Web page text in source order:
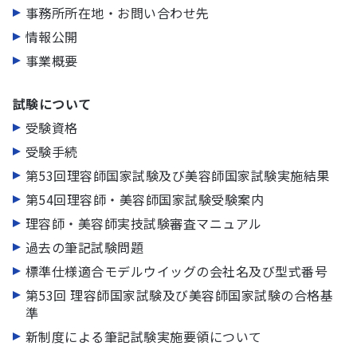
事務所所在地・お問い合わせ先
情報公開
事業概要
試験について
受験資格
受験手続
第53回理容師国家試験及び美容師国家試験実施結果
第54回理容師・美容師国家試験受験案内
理容師・美容師実技試験審査マニュアル
過去の筆記試験問題
標準仕様適合モデルウイッグの会社名及び型式番号
第53回 理容師国家試験及び美容師国家試験の合格基
準
新制度による筆記試験実施要領について